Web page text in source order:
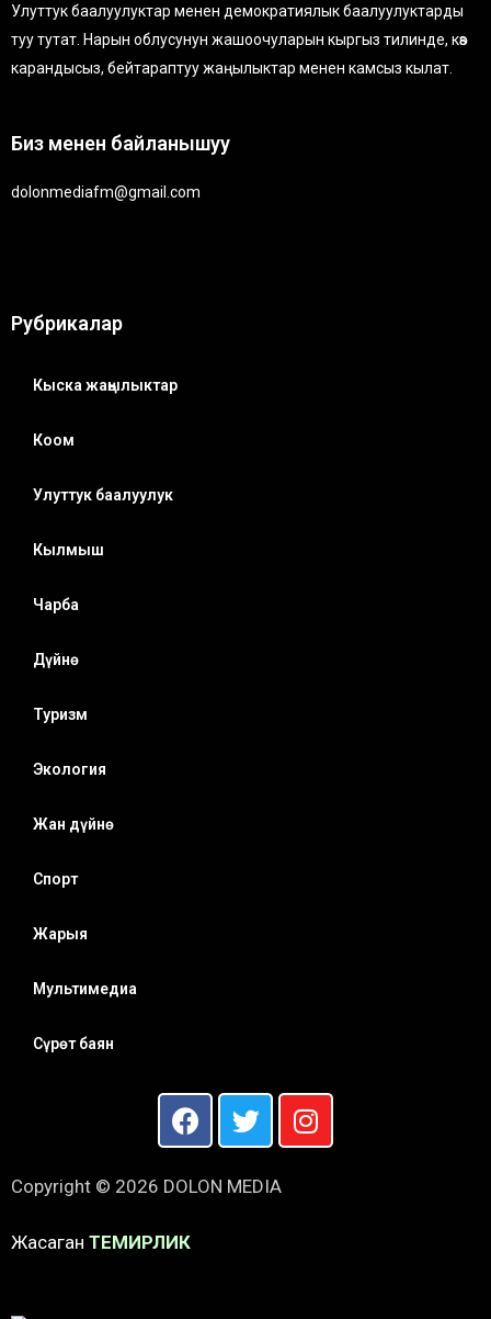
Улуттук баалуулуктар менен демократиялык баалуулуктарды
туу тутат. Нарын облусунун жашоочуларын кыргыз тилинде, көз
карандысыз, бейтараптуу жаңылыктар менен камсыз кылат.
Биз менен байланышуу
dolonmediafm@gmail.com
Рубрикалар
Кыска жаңылыктар
Коом
Улуттук баалуулук
Кылмыш
Чарба
Дүйнө
Туризм
Экология
Жан дүйнө
Спорт
Жарыя
Мультимедиа
Сүрөт баян
Copyright © 2026 DOLON MEDIA
Жасаган ТЕМИРЛИК